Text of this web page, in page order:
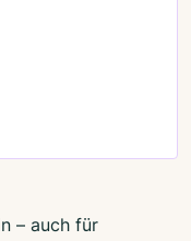
– auch für